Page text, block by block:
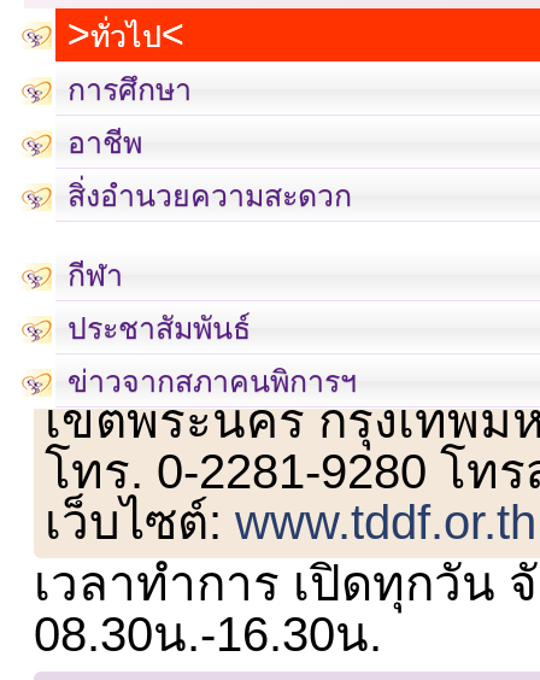
ทั่วไป
การศึกษา
อาชีพ
สิ่งอำนวยความสะดวก
กีฬา
ประชาสัมพันธ์
ข่าวจากสภาคนพิการฯ
เลขที่ 23 ชั้น 2 ถนนวิ
เขตพระนคร กรุงเทพม
โทร. 0-2281-9280 โท
เว็บไซต์:www.tddf.or.th
เวลาทำการ เปิดทุกวัน
08.30น.-16.30น.